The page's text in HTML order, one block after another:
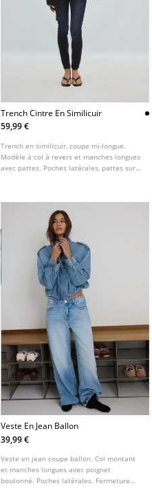
Trench Cintre En Similicuir
59,99 €
Trench en similicuir, coupe mi-longue.
Modèle à col à revers et manches longues
avec pattes. Poches latérales, pattes sur
boucle.
Veste En Jean Ballon
39,99 €
Veste en jean coupe ballon. Col montant
et manches longues avec poignet
boutonné. Poches latérales. Fermeture